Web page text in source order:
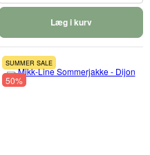
Læg i kurv
SUMMER SALE
50%